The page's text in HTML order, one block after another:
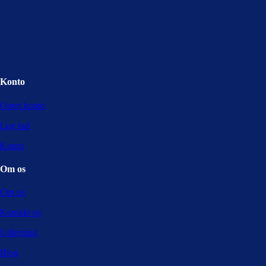
Konto
Opret konto
Log ind
Konto
Om os
Om os
Kontakt os
Udlejning
Blog